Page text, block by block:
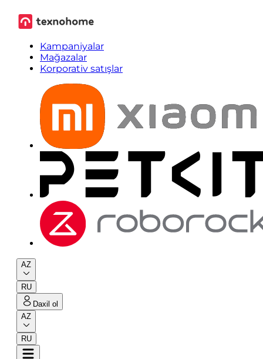
Kampaniyalar
Mağazalar
Korporativ satışlar
AZ
RU
Daxil ol
AZ
RU